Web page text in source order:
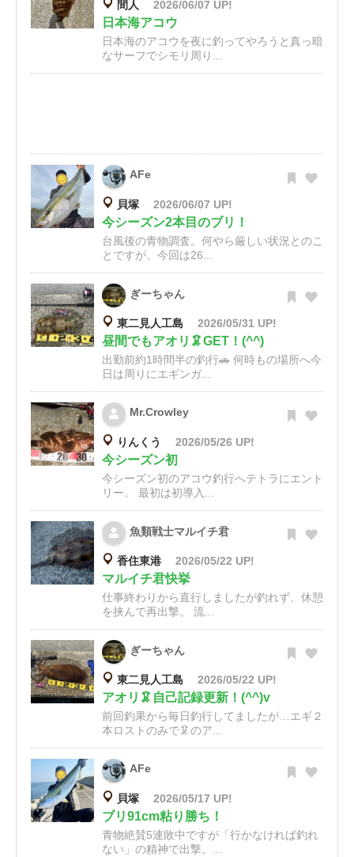
間人 2026/06/07 UP!
日本海アコウ
日本海のアコウを夜に釣ってやろうと真っ暗
なサーフでシモリ周り...
AFe
貝塚 2026/06/07 UP!
今シーズン2本目のブリ！
台風後の青物調査。何やら厳しい状況とのこ
とですが、今回は26...
ぎーちゃん
東二見人工島 2026/05/31 UP!
昼間でもアオリ🦑GET！(^^)
出勤前約1時間半の釣行🚗 何時もの場所へ今
日は周りにエギンガ...
Mr.Crowley
りんくう 2026/05/26 UP!
今シーズン初
今シーズン初のアコウ釣行へテトラにエント
リー。 最初は初導入...
魚類戦士マルイチ君
香住東港 2026/05/22 UP!
マルイチ君快挙
仕事終わりから直行しましたが釣れず、休憩
を挟んで再出撃。 流...
ぎーちゃん
東二見人工島 2026/05/22 UP!
アオリ🦑自己記録更新！(^^)v
前回釣果から毎日釣行してましたが…エギ２
本ロストのみで🦑のア...
AFe
貝塚 2026/05/17 UP!
ブリ91cm粘り勝ち！
青物絶賛5連敗中ですが「行かなければ釣れ
ない」の精神で出撃。...